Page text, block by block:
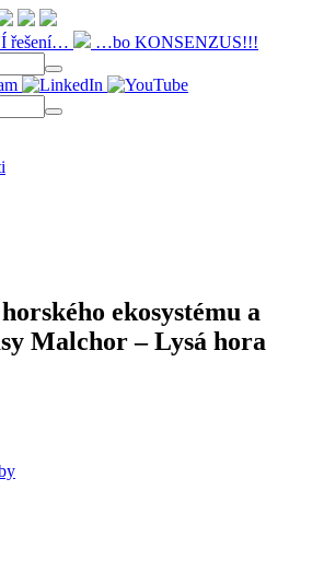
řešení… …bo KONSENZUS!!!
ekosystému a
Malchor – Lysá hora